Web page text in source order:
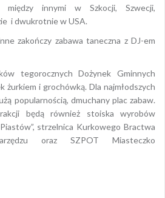
między innymi w Szkocji, Szwecji,
i dwukrotnie w USA.
zakończy zabawa taneczna z DJ-em
tegorocznych Dożynek Gminnych
żurkiem i grochówką. Dla najmłodszych
popularnością, dmuchany plac zabaw.
będą również stoiska wyrobów
strzelnica Kurkowego Bractwa
oraz SZPOT Miasteczko